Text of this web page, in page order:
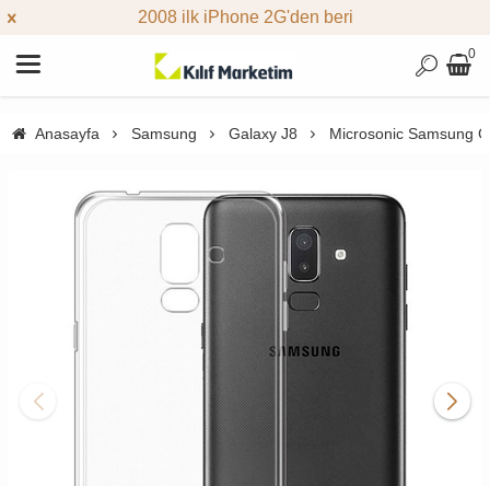
2008 ilk iPhone 2G'den beri
0
Anasayfa Samsung Galaxy J8 Microsonic Samsung